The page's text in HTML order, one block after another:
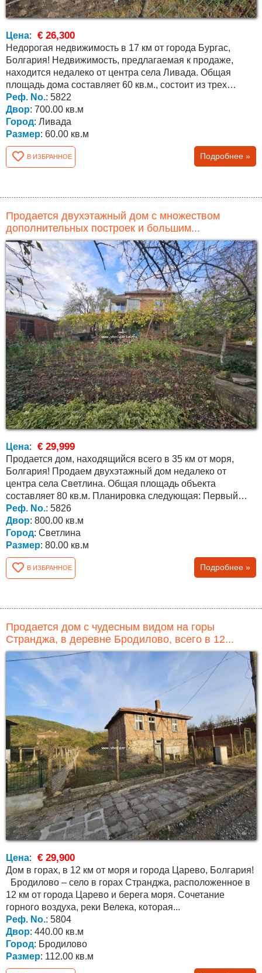
Цена: € 26,300
Недорогая недвижимость в 17 км от города Бургас,
Болгария! Недвижимость, предлагаемая к продаже,
находится недалеко от центра села Ливада. Общая
площадь дома составляет 60 кв.м., состоит из трех
комнат....
Реф. No.: 5822
Двор: 700.00 кв.м
Город: Ливада
Размер: 60.00 кв.м
В ИЗБРАННОЕ Подробнее »
Продается двухэтажный дом с множеством
дополнительных построек и большим...
Цена: € 29,999
Продается дом, находящийся всего в 35 км от моря,
Болгария! Продаем двухэтажный дом недалеко от
центра села Светлина. Общая площадь объекта
составляет 80 кв.м. Планировка следующая: Первый
этаж состоит...
Реф. No.: 5826
Двор: 800.00 кв.м
Город: Светлина
Размер: 80.00 кв.м
В ИЗБРАННОЕ Подробнее »
Продается дом с чудесным видом на горы
Странджа, в деревне Бродилово, всего в 12...
Цена: € 29,900
Дом в горах, в 12 км от моря и города Царево, Болгария!
12 км от города Царево и берега моря. Сочетание
горного воздуха, реки Велека, которая...
Реф. No.: 5804
Двор: 440.00 кв.м
Город: Бродилово
Размер: 112.00 кв.м